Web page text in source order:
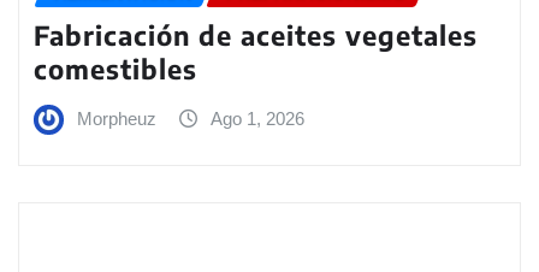
Fabricación de aceites vegetales
comestibles
Morpheuz Ago 1, 2026